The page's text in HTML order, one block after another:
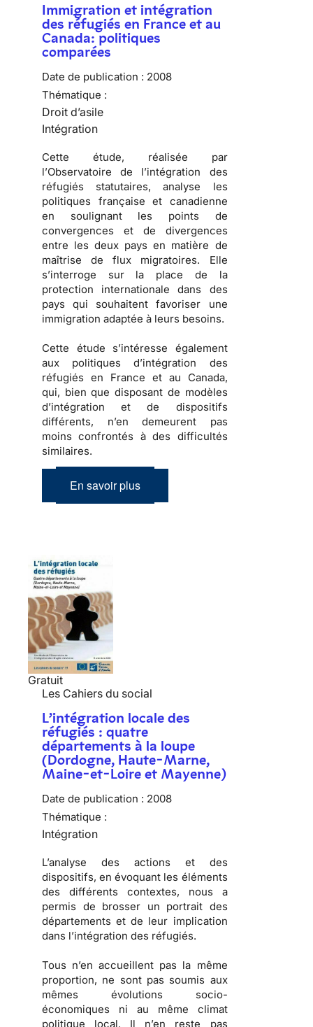
Immigration et intégration
des réfugiés en France et au
Canada: politiques
comparées
Date de publication : 2008
Thématique :
Droit d’asile
Intégration
Cette étude, réalisée par
l’Observatoire de l’intégration des
réfugiés statutaires, analyse les
politiques française et canadienne
en soulignant les points de
convergences et de divergences
entre les deux pays en matière de
maîtrise deflux migratoires. Elle
s’interroge sur la place de la
protection internationale dans des
pays qui souhaitent favoriser une
immigration adaptée à leurs besoins.
Cette étude s’intéresse également
aux politiques d’intégration des
réfugiés en France et au Canada,
qui, bien que disposant de modèles
d’intégration et de dispositifs
différents, n’en demeurent pas
moins confrontés à des difficultés
similaires.
En savoir plus
Gratuit
Les Cahiers du social
L’intégration locale des
réfugiés : quatre
départements à la loupe
(Dordogne, Haute-Marne,
Maine-et-Loire et Mayenne)
Date de publication : 2008
Thématique :
Intégration
L’analyse des actions et des
dispositifs, en évoquant les éléments
des différents contextes, nous a
permis de brosser un portrait des
départementset de leur implication
dans l’intégration des réfugiés.
Tous n’en accueillent pas la même
proportion, ne sont pas soumis aux
mêmes évolutions socio-
économiques ni au même climat
politique local. Il n’en reste pas